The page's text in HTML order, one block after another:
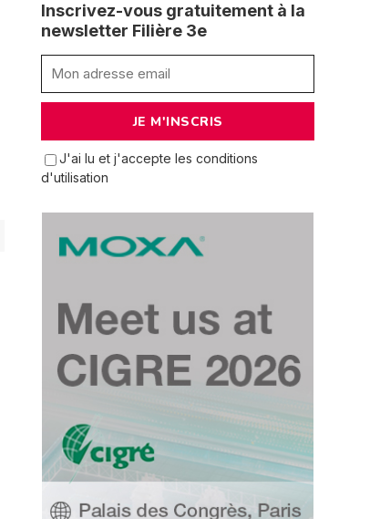
Inscrivez-vous gratuitement à la
newsletter Filière 3e
J'ai lu et j'accepte les conditions
d'utilisation